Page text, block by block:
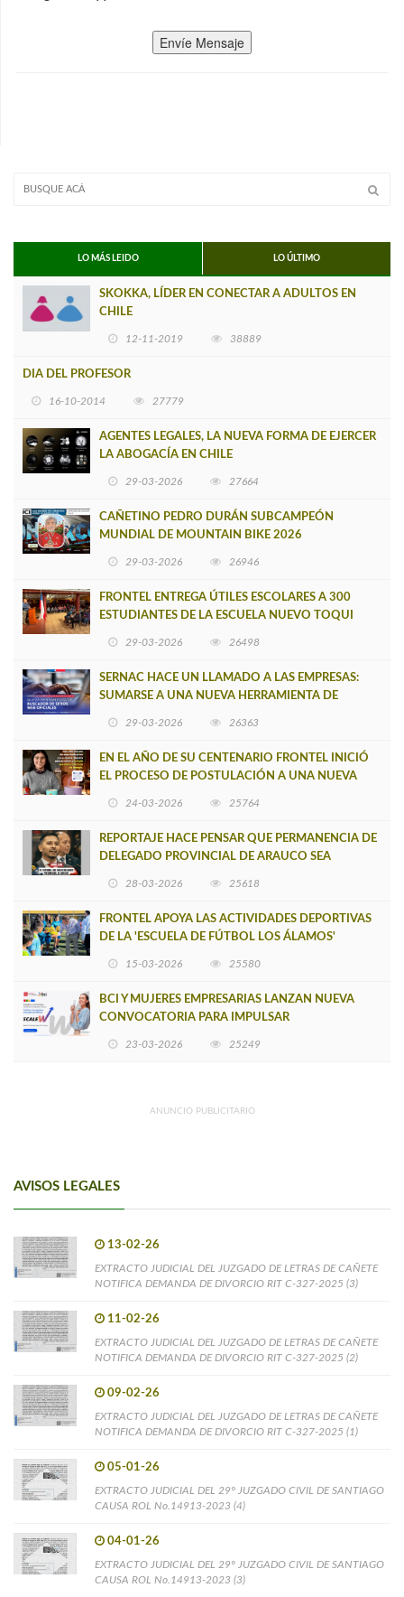
Envíe Mensaje
LO MÁS LEIDO LO ÚLTIMO
SKOKKA, LÍDER EN CONECTAR A ADULTOS EN
CHILE
12-11-2019 38889
DIA DEL PROFESOR
16-10-2014 27779
AGENTES LEGALES, LA NUEVA FORMA DE EJERCER
LA ABOGACÍA EN CHILE
29-03-2026 27664
CAÑETINO PEDRO DURÁN SUBCAMPEÓN
MUNDIAL DE MOUNTAIN BIKE 2026
29-03-2026 26946
FRONTEL ENTREGA ÚTILES ESCOLARES A 300
ESTUDIANTES DE LA ESCUELA NUEVO TOQUI
29-03-2026 26498
SERNAC HACE UN LLAMADO A LAS EMPRESAS:
SUMARSE A UNA NUEVA HERRAMIENTA DE
29-03-2026 26363
EN EL AÑO DE SU CENTENARIO FRONTEL INICIÓ
EL PROCESO DE POSTULACIÓN A UNA NUEVA
24-03-2026 25764
REPORTAJE HACE PENSAR QUE PERMANENCIA DE
DELEGADO PROVINCIAL DE ARAUCO SEA
28-03-2026 25618
FRONTEL APOYA LAS ACTIVIDADES DEPORTIVAS
DE LA 'ESCUELA DE FÚTBOL LOS ÁLAMOS'
15-03-2026 25580
BCI Y MUJERES EMPRESARIAS LANZAN NUEVA
CONVOCATORIA PARA IMPULSAR
23-03-2026 25249
ANUNCIO PUBLICITARIO
AVISOS LEGALES
13-02-26
EXTRACTO JUDICIAL DEL JUZGADO DE LETRAS DE CAÑETE
NOTIFICA DEMANDA DE DIVORCIO RIT C-327-2025 (3)
11-02-26
EXTRACTO JUDICIAL DEL JUZGADO DE LETRAS DE CAÑETE
NOTIFICA DEMANDA DE DIVORCIO RIT C-327-2025 (2)
09-02-26
EXTRACTO JUDICIAL DEL JUZGADO DE LETRAS DE CAÑETE
NOTIFICA DEMANDA DE DIVORCIO RIT C-327-2025 (1)
05-01-26
EXTRACTO JUDICIAL DEL 29° JUZGADO CIVIL DE SANTIAGO
CAUSA ROL No.14913-2023 (4)
04-01-26
EXTRACTO JUDICIAL DEL 29° JUZGADO CIVIL DE SANTIAGO
CAUSA ROL No.14913-2023 (3)